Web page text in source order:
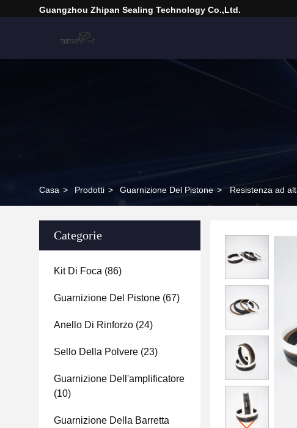
Guangzhou Zhipan Sealing Technology Co.,Ltd.
Casa > Prodotti > Guarnizione Del Pistone > Resistenza ad
Categorie
Kit Di Foca (86)
Guarnizione Del Pistone (67)
Anello Di Rinforzo (24)
Sello Della Polvere (23)
Guarnizione Dell'amplificatore
(10)
Guarnizione Della Barretta